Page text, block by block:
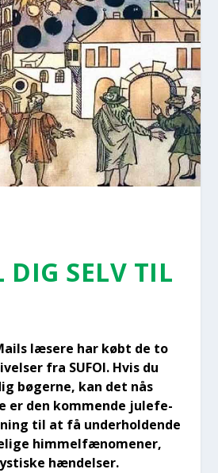
SELV TIL
læse­re har købt de to
fra SUFOI. Hvis du
bøger­ne, kan det nås
er den kom­men­de jule­fe­
til at få under­hol­den­de
him­mel­fæ­no­me­ner,
hæn­del­ser.